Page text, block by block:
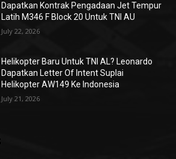
Dapatkan Kontrak Pengadaan Jet Tempur
Latih M346 F Block 20 Untuk TNI AU
July 22, 2026
Helikopter Baru Untuk TNI AL? Leonardo
Dapatkan Letter Of Intent Suplai
Helikopter AW149 Ke Indonesia
July 21, 2026